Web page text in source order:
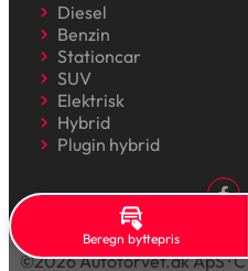
Diesel
Benzin
Stationcar
SUV
Elektrisk
Hybrid
Plugin hybrid
©2026 Autotorvet.dk ApS ·
Beregn byttepris